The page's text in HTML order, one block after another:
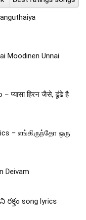
Unnai
प्यासा हिरन जैसे, ढूंढे है
– எங்கிருந்தோ ஒரு
Deivam
రక్తం song lyrics